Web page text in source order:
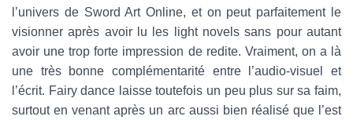
l’univers de Sword Art Online, et on peut parfaitement le
visionner après avoir lu les light novels sans pour autant
avoir une trop forte impression de redite. Vraiment, on a là
une très bonne complémentarité entre l’audio-visuel et
l’écrit. Fairy dance laisse toutefois un peu plus sur sa faim,
surtout en venant après un arc aussi bien réalisé que l’est